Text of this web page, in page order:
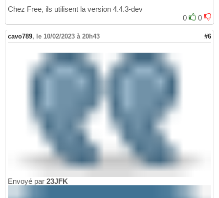
Chez Free, ils utilisent la version 4.4.3-dev
0
0
cavo789, le 10/02/2023 à 20h43 #6
Envoyé par 23JFK